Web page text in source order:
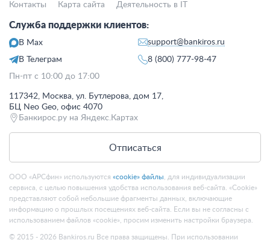
Контакты
Карта сайта Деятельность в IT
Служба поддержки клиентов:
В Max
В Телеграм
support@bankiros.ru
8 (800) 777-98-47
Пн-пт с 10:00 до 17:00
117342, Москва, ул. Бутлерова, дом 17,
БЦ Neo Geo, офис 4070
Банкирос.ру на Яндекс.Картах
Отписаться
ООО «АРСфин» используются «cookie» файлы , для индивидуализации
сервиса, с целью повышения удобства использования веб-сайта. «Cookie»
представляют собой небольшие фрагменты данных, включающие
информацию о прошлых посещениях веб-сайта. Если вы не согласны с
использованием файлов «cookie», просим изменить настройки браузера.
© 2015 - 2026 Bankiros.ru Все права защищены. При использовании